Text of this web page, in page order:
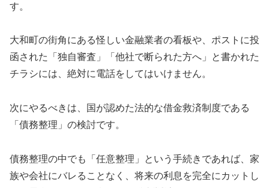
す。
大和町の街角にある怪しい金融業者の看板や、ポストに投
函された「独自審査」「他社で断られた方へ」と書かれた
チラシには、絶対に電話をしてはいけません。
次にやるべきは、国が認めた法的な借金救済制度である
「債務整理」の検討です。
債務整理の中でも「任意整理」という手続きであれば、家
族や会社にバレることなく、将来の利息を完全にカットし